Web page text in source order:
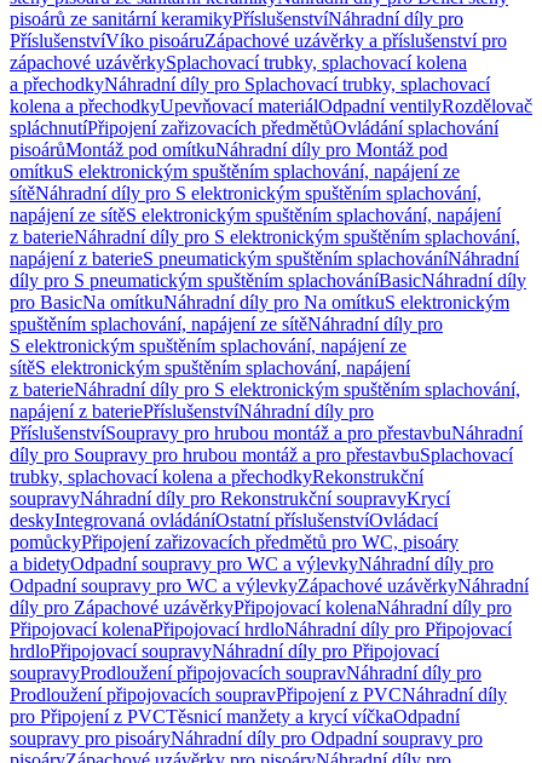
pisoárů ze sanitární keramikyPříslušenstvíNáhradní díly pro
PříslušenstvíVíko pisoáruZápachové uzávěrky a příslušenství pro
zápachové uzávěrkySplachovací trubky, splachovací kolena
a přechodkyNáhradní díly pro Splachovací trubky, splachovací
kolena a přechodkyUpevňovací materiálOdpadní ventilyRozdělovač
spláchnutíPřipojení zařizovacích předmětůOvládání splachování
pisoárůMontáž pod omítkuNáhradní díly pro Montáž pod
omítkuS elektronickým spuštěním splachování, napájení ze
sítěNáhradní díly pro S elektronickým spuštěním splachování,
napájení ze sítěS elektronickým spuštěním splachování, napájení
z baterieNáhradní díly pro S elektronickým spuštěním splachování,
napájení z baterieS pneumatickým spuštěním splachováníNáhradní
díly pro S pneumatickým spuštěním splachováníBasicNáhradní díly
pro BasicNa omítkuNáhradní díly pro Na omítkuS elektronickým
spuštěním splachování, napájení ze sítěNáhradní díly pro
S elektronickým spuštěním splachování, napájení ze
sítěS elektronickým spuštěním splachování, napájení
z baterieNáhradní díly pro S elektronickým spuštěním splachování,
napájení z bateriePříslušenstvíNáhradní díly pro
PříslušenstvíSoupravy pro hrubou montáž a pro přestavbuNáhradní
díly pro Soupravy pro hrubou montáž a pro přestavbuSplachovací
trubky, splachovací kolena a přechodkyRekonstrukční
soupravyNáhradní díly pro Rekonstrukční soupravyKrycí
deskyIntegrovaná ovládáníOstatní příslušenstvíOvládací
pomůckyPřipojení zařizovacích předmětů pro WC, pisoáry
a bidetyOdpadní soupravy pro WC a výlevkyNáhradní díly pro
Odpadní soupravy pro WC a výlevkyZápachové uzávěrkyNáhradní
díly pro Zápachové uzávěrkyPřipojovací kolenaNáhradní díly pro
Připojovací kolenaPřipojovací hrdloNáhradní díly pro Připojovací
hrdloPřipojovací soupravyNáhradní díly pro Připojovací
soupravyProdloužení připojovacích soupravNáhradní díly pro
Prodloužení připojovacích soupravPřipojení z PVCNáhradní díly
pro Připojení z PVCTěsnicí manžety a krycí víčkaOdpadní
soupravy pro pisoáryNáhradní díly pro Odpadní soupravy pro